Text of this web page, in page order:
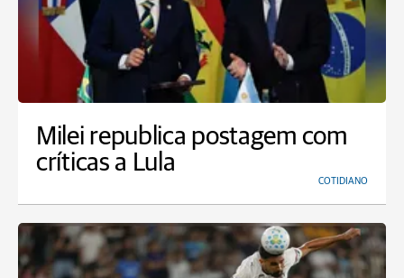
Milei republica postagem com
críticas a Lula
COTIDIANO